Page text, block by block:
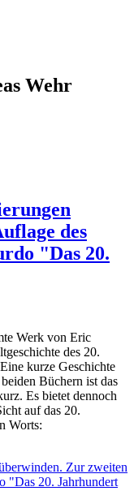
Wehr
des
"Das 20.
Werk von Eric
des 20.
kurze Geschichte
Büchern ist das
Es bietet dennoch
auf das 20.
Worts:
Zur zweiten
"Das 20. Jahrhundert